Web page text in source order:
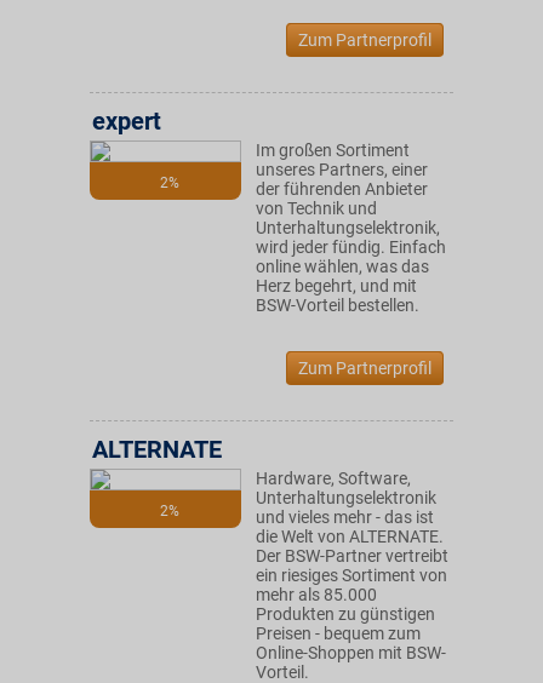
Zum Partnerprofil
2%
expert
Im großen Sortiment
unseres Partners, einer
der führenden Anbieter
von Technik und
Unterhaltungselektronik,
wird jeder fündig. Einfach
online wählen, was das
Herz begehrt, und mit
BSW-Vorteil bestellen.
Zum Partnerprofil
2%
ALTERNATE
Hardware, Software,
Unterhaltungselektronik
und vieles mehr - das ist
die Welt von ALTERNATE.
Der BSW-Partner vertreibt
ein riesiges Sortiment von
mehr als 85.000
Produkten zu günstigen
Preisen - bequem zum
Online-Shoppen mit BSW-
Vorteil.